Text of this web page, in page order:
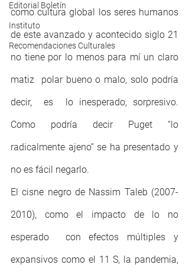
Editorial Boletín
Instituto
Recomendaciones Culturales
como cultura global los seres humanos
de este avanzado y acontecido siglo 21
no tiene por lo menos para mí un claro
matiz  polar bueno o malo, solo podría
decir,  es  lo inesperado, sorpresivo.
Como podría decir Puget “lo
radicalmente ajeno” se ha presentado y
no es fácil negarlo.
El cisne negro de Nassim Taleb (2007-
2010), como el impacto de lo no
esperado  con efectos múltiples y
expansivos como el 11 S, la pandemia,